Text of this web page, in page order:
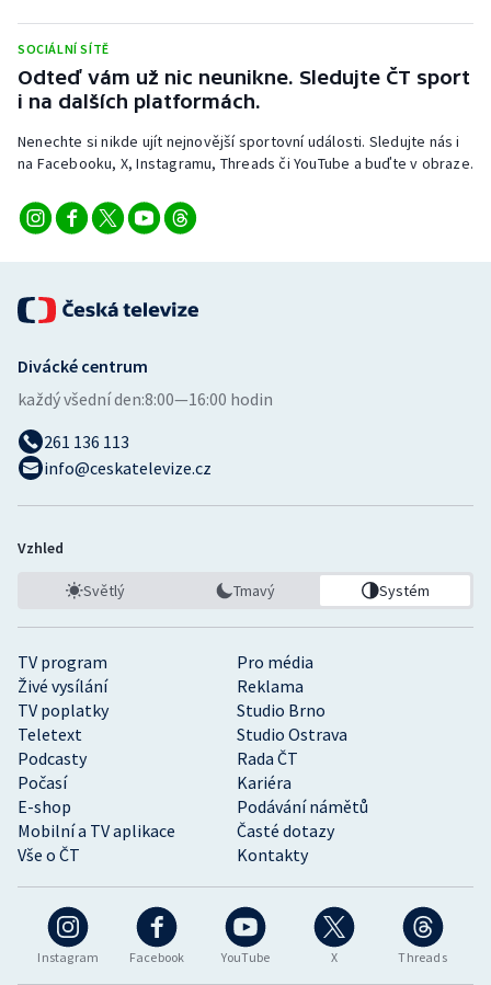
Stolní tenis
Triatlon
Vodní slalom
Volejbal
SOCIÁLNÍ SÍTĚ
Odteď vám už nic neunikne. Sledujte ČT sport
i na dalších platformách.
Nenechte si nikde ujít nejnovější sportovní události. Sledujte nás i
na Facebooku, X, Instagramu, Threads či YouTube a buďte v obraze.
Instagram Facebook YouTube X Threads
TV program
Pro média
Živé vysílání
Reklama
TV poplatky
Studio Brno
Teletext
Studio Ostrava
Podcasty
Rada ČT
Počasí
Kariéra
E-shop
Podávání námětů
Mobilní a TV aplikace
Časté dotazy
Vše o ČT
Kontakty
Divácké centrum
každý všední den:8:00—16:00 hodin
261 136 113
info@ceskatelevize.cz
Vzhled
Světlý Tmavý Systém